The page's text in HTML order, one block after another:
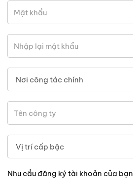
Nhu cầu đăng ký tài khoản của bạn